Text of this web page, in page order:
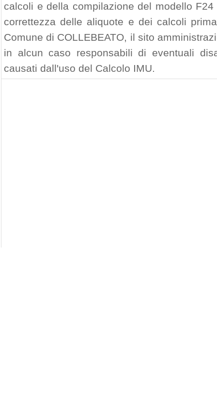
calcoli e della compilazione del modello
correttezza delle aliquote e dei calcoli
Comune di COLLEBEATO, il sito
in alcun caso responsabili di eventuali
causati dall'uso del Calcolo IMU.